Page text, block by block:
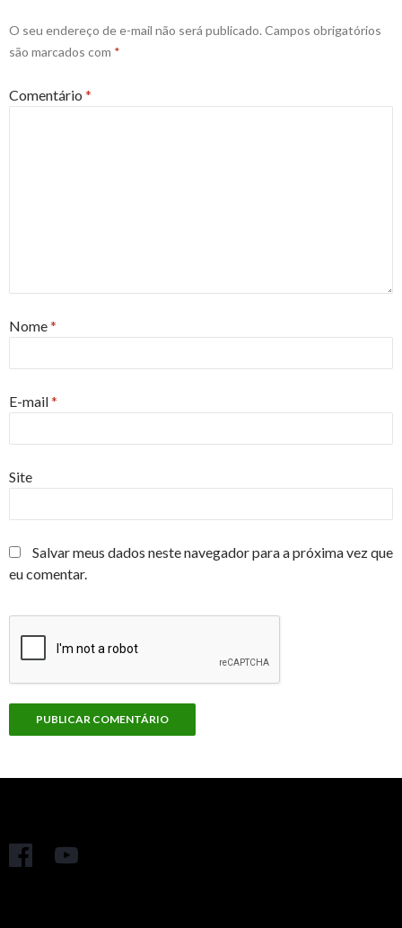
O seu endereço de e-mail não será publicado. Campos obrigatórios
são marcados com *
Comentário *
Nome*
E-mail*
Site
Salvar meus dados neste navegador para a próxima vez que
eu comentar.